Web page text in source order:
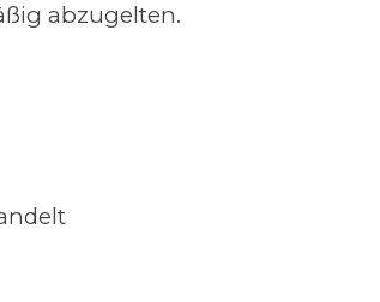
abzugelten.